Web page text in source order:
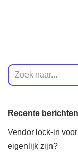
Recente berichten
Vendor lock-in
eigenlijk zijn?